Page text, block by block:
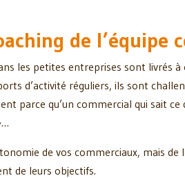
de l’équipe
les petites entreprises sont livrés
d’activité réguliers, ils sont
parce qu’un commercial qui sait
de vos commerciaux, mais
de leurs objectifs.